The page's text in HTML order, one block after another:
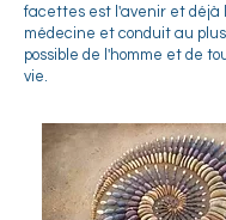
facettes est l'avenir et déjà
médecine et conduit au
possible de l'homme et de
vie.